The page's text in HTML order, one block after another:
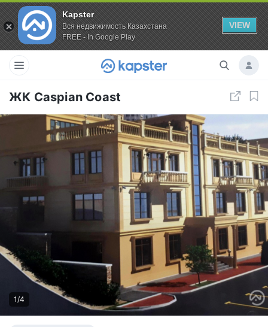
Kapster
Вся недвижимость Казахстана
FREE - In Google Play
VIEW
ЖК Caspian Coast
1/4